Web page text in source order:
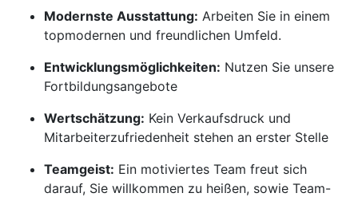
Modernste Ausstattung: Arbeiten Sie in einem
topmodernen und freundlichen Umfeld.
Entwicklungsmöglichkeiten: Nutzen Sie unsere
Fortbildungsangebote
Wertschätzung: Kein Verkaufsdruck und
Mitarbeiterzufriedenheit stehen an erster Stelle
Teamgeist: Ein motiviertes Team freut sich
darauf, Sie willkommen zu heißen, sowie Team-